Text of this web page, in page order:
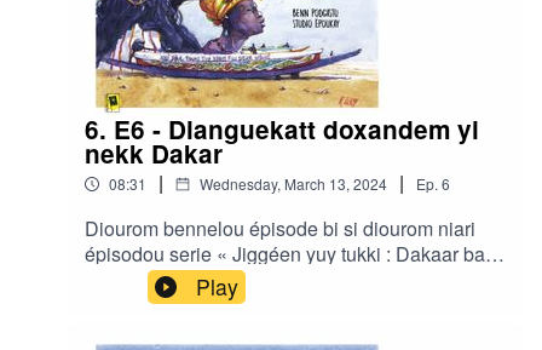
6. E6 - Dianguekatt doxandem yi
nekk Dakar
08:31 | Wednesday, March 13, 2024 | Ep. 6
Diourom bennelou épisode bi si diourom niari
épisodou serie « Jiggéen yuy tukki : Dakaar ba
fépp ci àdduna » gniko realisé di Ibrahima Diouf
ak Clair Rivière bou studio Ëpoukay.
Play